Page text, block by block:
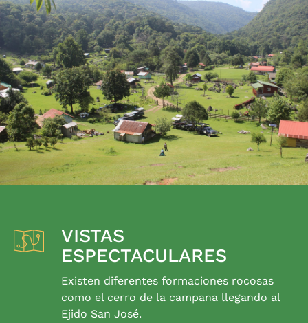
VISTAS
ESPECTACULARES
Existen diferentes formaciones rocosas
como el cerro de la campana llegando al
Ejido San José.